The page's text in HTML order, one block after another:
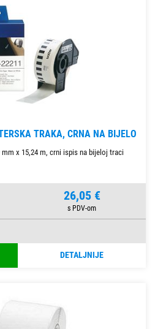
TRAKA, CRNA NA BIJELO
x 15,24 m, crni ispis na bijeloj traci
26,05 €
DETALJNIJE